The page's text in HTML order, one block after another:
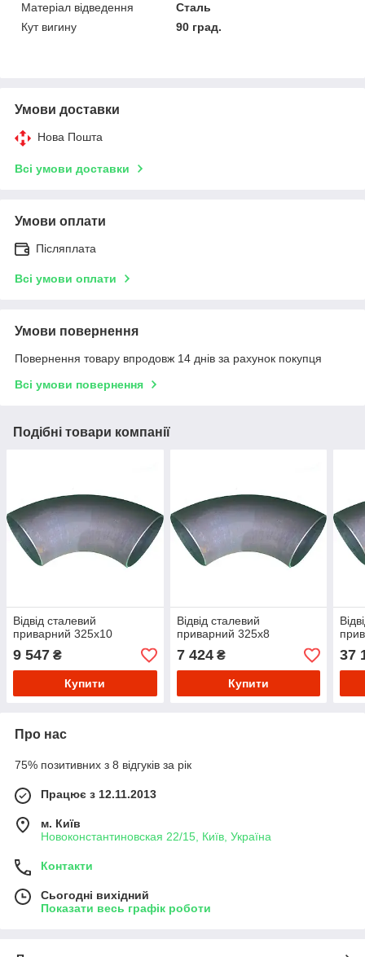
Матеріал відведення
Сталь
Кут вигину
90 град.
Умови доставки
Нова Пошта
Всі умови доставки
Умови оплати
Післяплата
Всі умови оплати
Умови повернення
Повернення товару впродовж 14 днів за рахунок покупця
Всі умови повернення
Подібні товари компанії
Відвід сталевий
приварний 325х10
9 547 ₴
Купити
Відвід сталевий
приварний 325х8
7 424₴
Купити
37
Про нас
75% позитивних з 8 відгуків за рік
Працює з 12.11.2013
м. Київ
Новоконстантиновская 22/15, Київ, Україна
Контакти
Сьогодні вихідний
Показати весь графік роботи